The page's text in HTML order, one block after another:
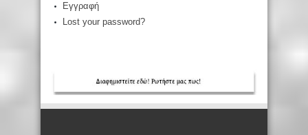
Εγγραφή
Lost your password?